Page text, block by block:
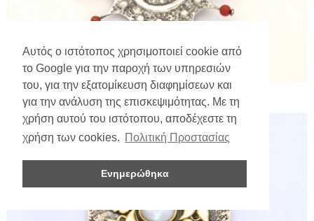
Αυτός ο ιστότοπος χρησιμοποιεί cookie από
το Google για την παροχή των υπηρεσιών
του, για την εξατομίκευση διαφημίσεων και
για την ανάλυση της επισκεψιμότητας. Με τη
χρήση αυτού του ιστότοπου, αποδέχεστε τη
χρήση των cookies. Πολιτική Προστασίας
Ενημερώθηκα